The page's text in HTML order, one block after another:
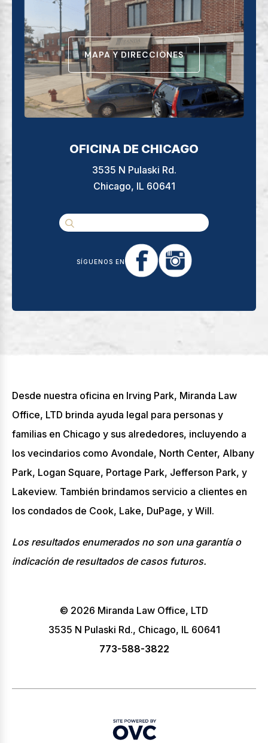
MAPA Y DIRECCIONES
OFICINA DE CHICAGO
3535 N Pulaski Rd.
Chicago, IL 60641
SÍGUENOS EN
Desde nuestra oficina en Irving Park, Miranda Law
Office, LTD brinda ayuda legal para personas y
familias en Chicago y sus alrededores, incluyendo a
los vecindarios como Avondale, North Center, Albany
Park, Logan Square, Portage Park, Jefferson Park, y
Lakeview. También brindamos servicio a clientes en
los condados de Cook, Lake, DuPage, y Will.
Los resultados enumerados no son una garantía o
indicación de resultados de casos futuros.
© 2026 Miranda Law Office, LTD
3535 N Pulaski Rd., Chicago, IL 60641
773-588-3822